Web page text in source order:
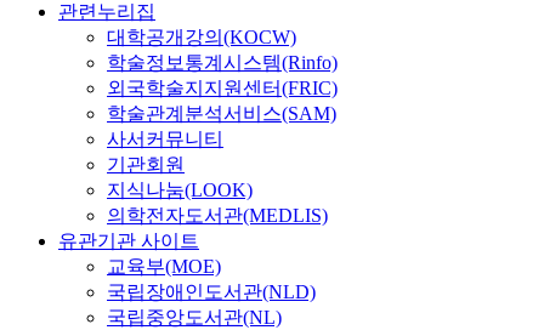
관련누리집
대학공개강의(KOCW)
학술정보통계시스템(Rinfo)
외국학술지지원센터(FRIC)
학술관계분석서비스(SAM)
사서커뮤니티
기관회원
지식나눔(LOOK)
의학전자도서관(MEDLIS)
유관기관 사이트
교육부(MOE)
국립장애인도서관(NLD)
국립중앙도서관(NL)